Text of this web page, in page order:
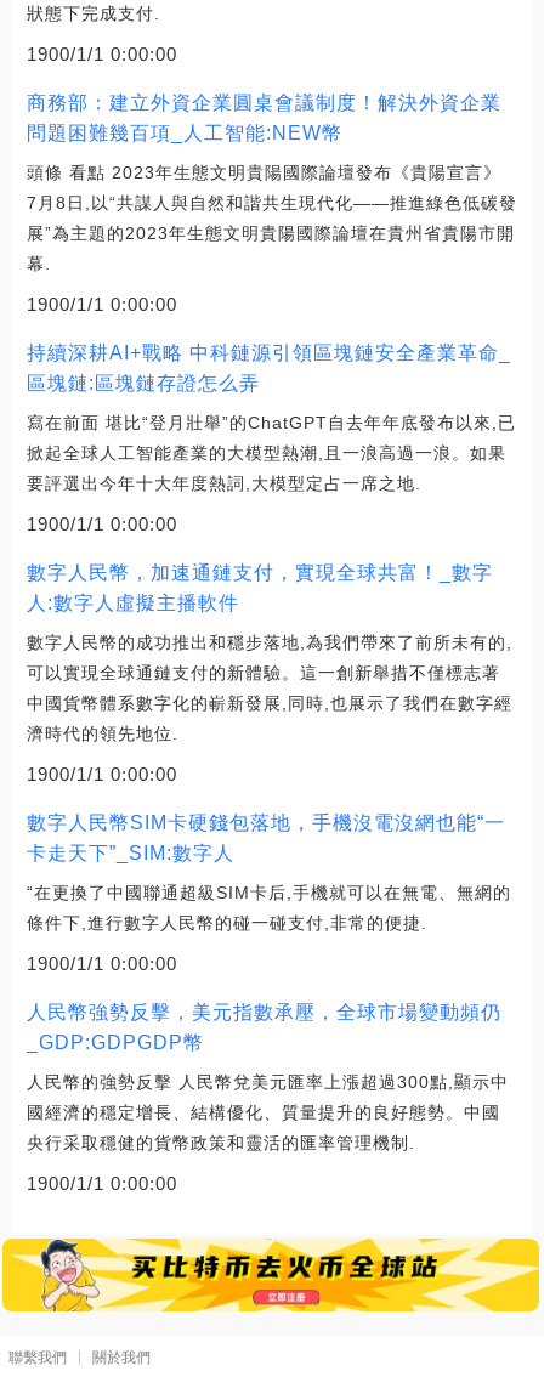
狀態下完成支付.
1900/1/1 0:00:00
商務部：建立外資企業圓桌會議制度！解決外資企業
問題困難幾百項_人工智能:NEW幣
頭條 看點 2023年生態文明貴陽國際論壇發布《貴陽宣言》
7月8日,以“共謀人與自然和諧共生現代化——推進綠色低碳發
展”為主題的2023年生態文明貴陽國際論壇在貴州省貴陽市開
幕.
1900/1/1 0:00:00
持續深耕AI+戰略 中科鏈源引領區塊鏈安全產業革命_
區塊鏈:區塊鏈存證怎么弄
寫在前面 堪比“登月壯舉”的ChatGPT自去年年底發布以來,已
掀起全球人工智能產業的大模型熱潮,且一浪高過一浪。如果
要評選出今年十大年度熱詞,大模型定占一席之地.
1900/1/1 0:00:00
數字人民幣，加速通鏈支付，實現全球共富！_數字
人:數字人虛擬主播軟件
數字人民幣的成功推出和穩步落地,為我們帶來了前所未有的,
可以實現全球通鏈支付的新體驗。這一創新舉措不僅標志著
中國貨幣體系數字化的嶄新發展,同時,也展示了我們在數字經
濟時代的領先地位.
1900/1/1 0:00:00
數字人民幣SIM卡硬錢包落地，手機沒電沒網也能“一
卡走天下”_SIM:數字人
“在更換了中國聯通超級SIM卡后,手機就可以在無電、無網的
條件下,進行數字人民幣的碰一碰支付,非常的便捷.
1900/1/1 0:00:00
人民幣強勢反擊，美元指數承壓，全球市場變動頻仍
_GDP:GDPGDP幣
人民幣的強勢反擊 人民幣兌美元匯率上漲超過300點,顯示中
國經濟的穩定增長、結構優化、質量提升的良好態勢。中國
央行采取穩健的貨幣政策和靈活的匯率管理機制.
1900/1/1 0:00:00
聯繫我們 關於我們